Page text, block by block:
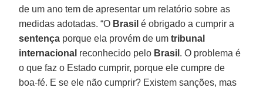
de um ano tem de apresentar um relatório sobre as
medidas adotadas. “O Brasil é obrigado a cumprir a
sentença porque ela provém de umtribunal
internacional reconhecido pelo Brasil . O problema é
o que faz o Estado cumprir, porque ele cumpre de
boa-fé. E se ele não cumprir? Existem sanções, mas